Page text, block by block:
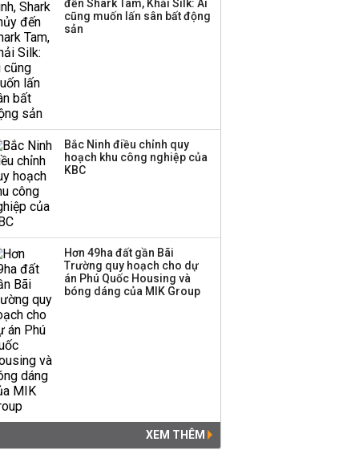
đến Shark Tam, Khải Silk: Ai
cũng muốn lấn sân bất động
sản
Bắc Ninh điều chỉnh quy
hoạch khu công nghiệp của
KBC
Hơn 49ha đất gần Bãi
Trường quy hoạch cho dự
án Phú Quốc Housing và
bóng dáng của MIK Group
XEM THÊM